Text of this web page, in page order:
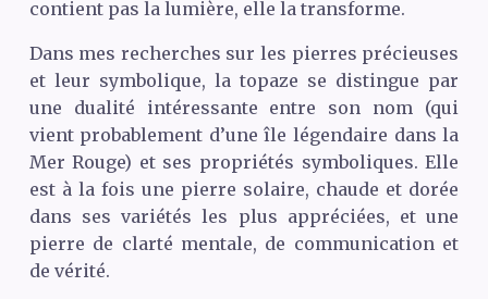
contient pas la lumière, elle la transforme.
Dans mes recherches sur les pierres précieuses
et leur symbolique, la topaze se distingue par
une dualité intéressante entre son nom (qui
vient probablement d’une île légendaire dans la
Mer Rouge) et ses propriétés symboliques. Elle
est à la fois une pierre solaire, chaude et dorée
dans ses variétés les plus appréciées, et une
pierre de clarté mentale, de communication et
de vérité.